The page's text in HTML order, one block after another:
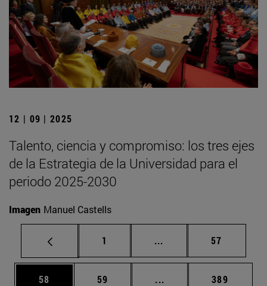
12 | 09 | 2025
Talento, ciencia y compromiso: los tres ejes
de la Estrategia de la Universidad para el
periodo 2025-2030
Imagen Manuel Castells
Página
1 ... Páginas intermedias
Página
57
Página
58 Página
59 ... Páginas intermedias
Página
389